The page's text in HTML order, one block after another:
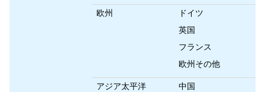
欧州
ドイツ
英国
フランス
欧州その他
アジア太平洋
中国